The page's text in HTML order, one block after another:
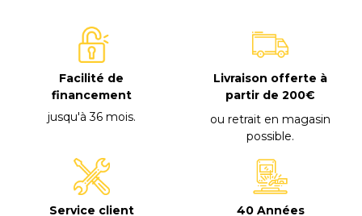
Facilité de
financement
jusqu'à 36 mois.
Livraison offerte à
partir de 200€
ou retrait en magasin
possible.
Service client
40 Années